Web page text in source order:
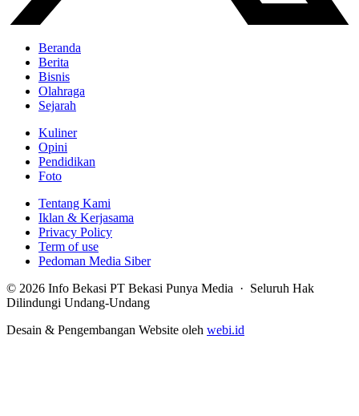
Beranda
Berita
Bisnis
Olahraga
Sejarah
Kuliner
Opini
Pendidikan
Foto
Tentang Kami
Iklan & Kerjasama
Privacy Policy
Term of use
Pedoman Media Siber
© 2026 Info Bekasi PT Bekasi Punya Media · Seluruh Hak
Dilindungi Undang-Undang
Desain & Pengembangan Website oleh webi.id